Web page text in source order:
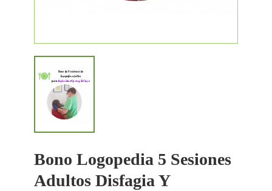
Bono Logopedia 5 Sesiones
Adultos Disfagia Y